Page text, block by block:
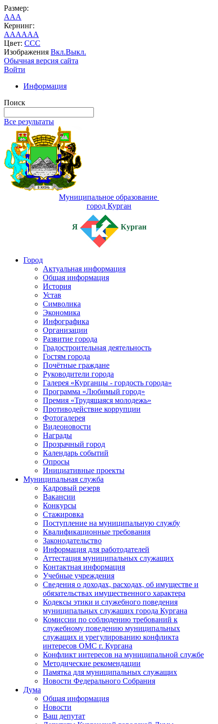
Размер:
AAA
Кернинг:
AAAAAA
Цвет: CCC
Изображения Вкл.Выкл.
Обычная версия сайта
Войти
Информация
Поиск
Все результаты
Муниципальное образование
город Курган
Я Курган
Город
Актуальная информация
Общая информация
История
Устав
Символика
Экономика
Инфографика
Организации
Развитие города
Градостроительная деятельность
Гостям города
Почётные граждане
Руководители города
Галерея «Курганцы - гордость города»
Программа «Любимый город»
Премия «Трудящаяся молодежь»
Противодействие коррупции
Фотогалерея
Видеоновости
Награды
Прозрачный город
Календарь событий
Опросы
Инициативные проекты
Муниципальная служба
Кадровый резерв
Вакансии
Конкурсы
Стажировка
Поступление на муниципальную службу
Квалификационные требования
Законодательство
Информация для работодателей
Аттестация муниципальных служащих
Контактная информация
Учебные учреждения
Сведения о доходах, расходах, об имуществе и
обязательствах имущественного характера
Кодексы этики и служебного поведения
муниципальных служащих города Кургана
Комиссии по соблюдению требований к
служебному поведению муниципальных
служащих и урегулированию конфликта
интересов ОМС г. Кургана
Конфликт интересов на муниципальной службе
Методические рекомендации
Памятка для муниципальных служащих
Новости Федерального Cобрания
Дума
Общая информация
Новости
Ваш депутат